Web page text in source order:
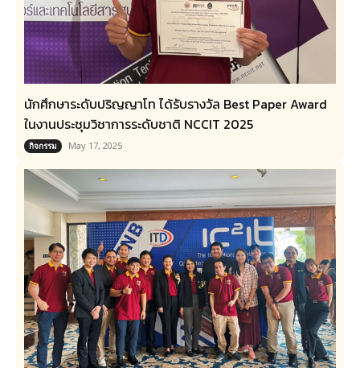
นักศึกษาระดับปริญญาโท ได้รับรางวัล Best Paper Award
ในงานประชุมวิชาการระดับชาติ NCCIT 2025
กิจกรรม May 17, 2025